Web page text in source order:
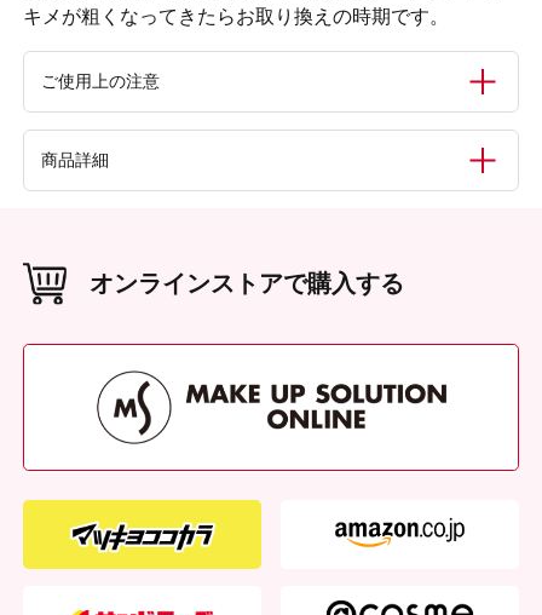
キメが粗くなってきたらお取り換えの時期です。
ご使用上の注意
合は、ご使用を中止してください。●スポンジはいつも清潔
にしてご使用ください。水分を含ませた後は必ず十分に乾燥
射日光の当たる場所、湿度の高い場所を避けて保管してくだ
さい。
商品詳細
材質（素材・原材料）
（g）
外装サイズ （W×D×H（mm））
原産国
中国
発売元
オンラインストアで購入する